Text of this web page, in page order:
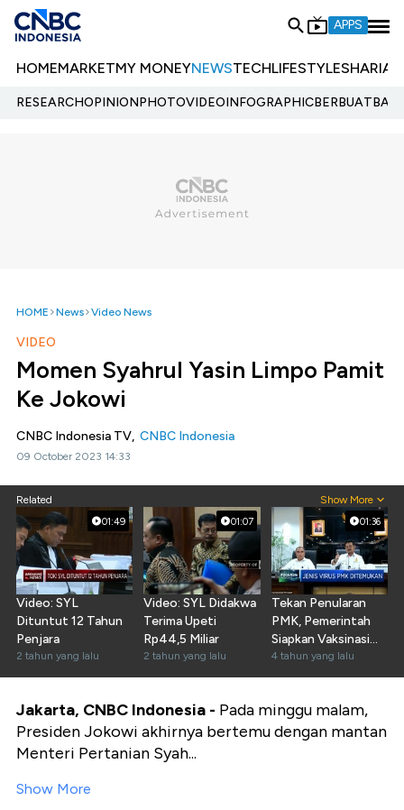
APPS
HOMEMARKETMY MONEYNEWSTECHLIFESTYLESHARIA
RESEARCHOPINIONPHOTOVIDEOINFOGRAPHIC
HOME News Video News
VIDEO
Momen Syahrul Yasin Limpo Pamit
Ke Jokowi
CNBC Indonesia TV, CNBC Indonesia
09 October 2023 14:33
Related Show More
01:49
Video: SYL
Dituntut 12 Tahun
Penjara
2 tahun yang lalu
01:07
Video: SYL Didakwa
Terima Upeti
Rp44,5 Miliar
2 tahun yang lalu
01:36
Tekan Penularan
PMK, Pemerintah
Siapkan Vaksinasi
Nasional
4 tahun yang lalu
Jakarta, CNBC Indonesia - Pada minggu malam,
Presiden Jokowi akhirnya bertemu dengan mantan
Menteri Pertanian Syah...
Show More